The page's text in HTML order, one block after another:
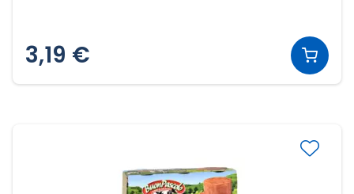
3,19 €